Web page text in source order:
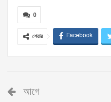
0
শেয়ার Facebook
আগে